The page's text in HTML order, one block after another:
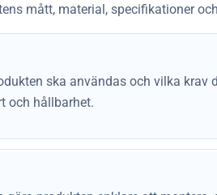
mått, material, specifikationer
ska användas och vilka krav
och hållbarhet.